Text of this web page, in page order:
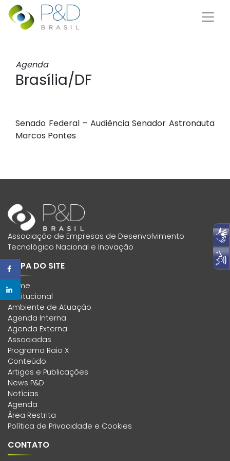
Agenda
Brasília/DF
Senado Federal – Audiência Senador Astronauta
Marcos Pontes
Associação de Empresas de Desenvolvimento
Tecnológico Nacional e Inovação
MAPA DO SITE
Home
Institucional
Ambiente de Atuação
Agenda Interna
Agenda Externa
Associadas
Programa Raio X
Conteúdo
Artigos e Publicações
News P&D
Notícias
Agenda
Área Restrita
Política de Privacidade e Cookies
CONTATO